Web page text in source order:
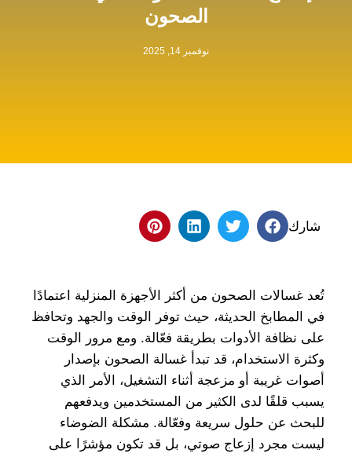
الصحون
نوفمبر 14, 2025
شارك
تُعد غسالات الصحون من أكثر الأجهزة المنزلية اعتمادًا
في المطابخ الحديثة، حيث توفر الوقت والجهد وتحافظ
على نظافة الأدوات بطريقة فعّالة. ومع مرور الوقت
وكثرة الاستخدام، قد تبدأ غسالة الصحون بإصدار
أصوات غريبة أو مزعجة أثناء التشغيل، الأمر الذي
يسبب قلقًا لدى الكثير من المستخدمين ويدفعهم
للبحث عن حلول سريعة وفعّالة. مشكلة الضوضاء
ليست مجرد إزعاج صوتي، بل قد تكون مؤشرًا على